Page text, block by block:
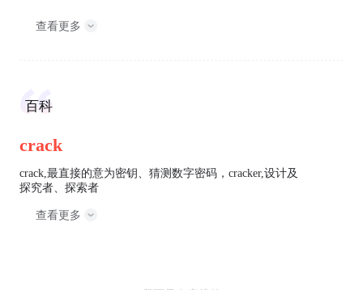
查看更多
百科
crack
crack,最直接的意为密钥、猜测数字密码，cracker,设计及
探究者、探索者
查看更多